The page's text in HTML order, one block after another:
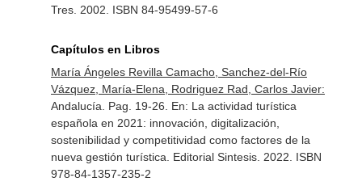
Tres. 2002. ISBN 84-95499-57-6
Capítulos en Libros
María Ángeles Revilla Camacho, Sanchez-del-Río
Vázquez, María-Elena, Rodriguez Rad, Carlos Javier:
Andalucía. Pag. 19-26. En: La actividad turística
española en 2021: innovación, digitalización,
sostenibilidad y competitividad como factores de la
nueva gestión turística . Editorial Sintesis. 2022. ISBN
978-84-1357-235-2